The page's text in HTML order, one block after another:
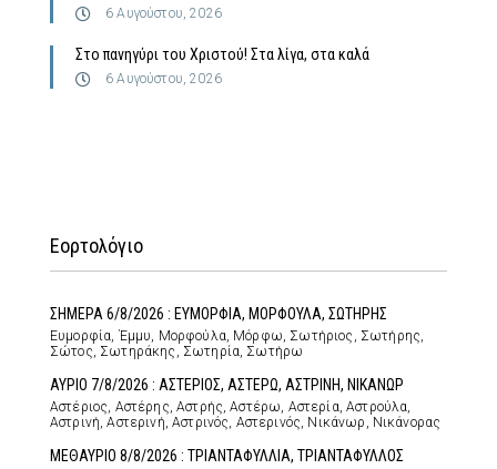
6 Αυγούστου, 2026
Στο πανηγύρι του Χριστού! Στα λίγα, στα καλά
6 Αυγούστου, 2026
Εορτολόγιο
ΣΗΜΕΡΑ 6/8/2026 : ΕΥΜΟΡΦΙΑ, ΜΟΡΦΟΥΛΑ, ΣΩΤΗΡΗΣ
Ευμορφία, Έμμυ, Μορφούλα, Μόρφω, Σωτήριος, Σωτήρης,
Σώτος, Σωτηράκης, Σωτηρία, Σωτήρω
ΑΥΡΙΟ 7/8/2026 : ΑΣΤΕΡΙΟΣ, ΑΣΤΕΡΩ, ΑΣΤΡΙΝΗ, ΝΙΚΑΝΩΡ
Αστέριος, Αστέρης, Αστρής, Αστέρω, Αστερία, Αστρούλα,
Αστρινή, Αστερινή, Αστρινός, Αστερινός, Νικάνωρ, Νικάνορας
ΜΕΘΑΥΡΙΟ 8/8/2026 : ΤΡΙΑΝΤΑΦΥΛΛΙΑ, ΤΡΙΑΝΤΑΦΥΛΛΟΣ